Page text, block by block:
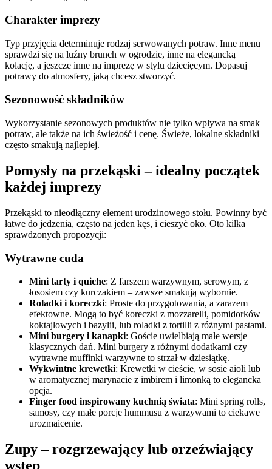
Charakter imprezy
Typ przyjęcia determinuje rodzaj serwowanych potraw. Inne menu
sprawdzi się na luźny brunch w ogrodzie, inne na elegancką
kolację, a jeszcze inne na imprezę w stylu dziecięcym. Dopasuj
potrawy do atmosfery, jaką chcesz stworzyć.
Sezonowość składników
Wykorzystanie sezonowych produktów nie tylko wpływa na smak
potraw, ale także na ich świeżość i cenę. Świeże, lokalne składniki
często smakują najlepiej.
Pomysły na przekąski – idealny początek
każdej imprezy
Przekąski to nieodłączny element urodzinowego stołu. Powinny być
łatwe do jedzenia, często na jeden kęs, i cieszyć oko. Oto kilka
sprawdzonych propozycji:
Wytrawne cuda
Mini tarty i quiche: Z farszem warzywnym, serowym, z
łososiem czy kurczakiem – zawsze smakują wybornie.
Roladki i koreczki: Proste do przygotowania, a zarazem
efektowne. Mogą to być koreczki z mozzarelli, pomidorków
koktajlowych i bazylii, lub roladki z tortilli z różnymi pastami.
Mini burgery i kanapki: Goście uwielbiają małe wersje
klasycznych dań. Mini burgery z różnymi dodatkami czy
wytrawne muffinki warzywne to strzał w dziesiątkę.
Wykwintne krewetki: Krewetki w cieście, w sosie aioli lub
w aromatycznej marynacie z imbirem i limonką to elegancka
opcja.
Finger food inspirowany kuchnią świata: Mini spring rolls,
samosy, czy małe porcje hummusu z warzywami to ciekawe
urozmaicenie.
Zupy – rozgrzewający lub orzeźwiający
wstęp